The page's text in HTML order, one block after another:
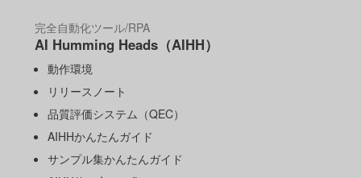
完全自動化ツール/RPA
AI Humming Heads（AIHH）
動作環境
リリースノート
品質評価システム（QEC）
AIHHかんたんガイド
サンプル集かんたんガイド